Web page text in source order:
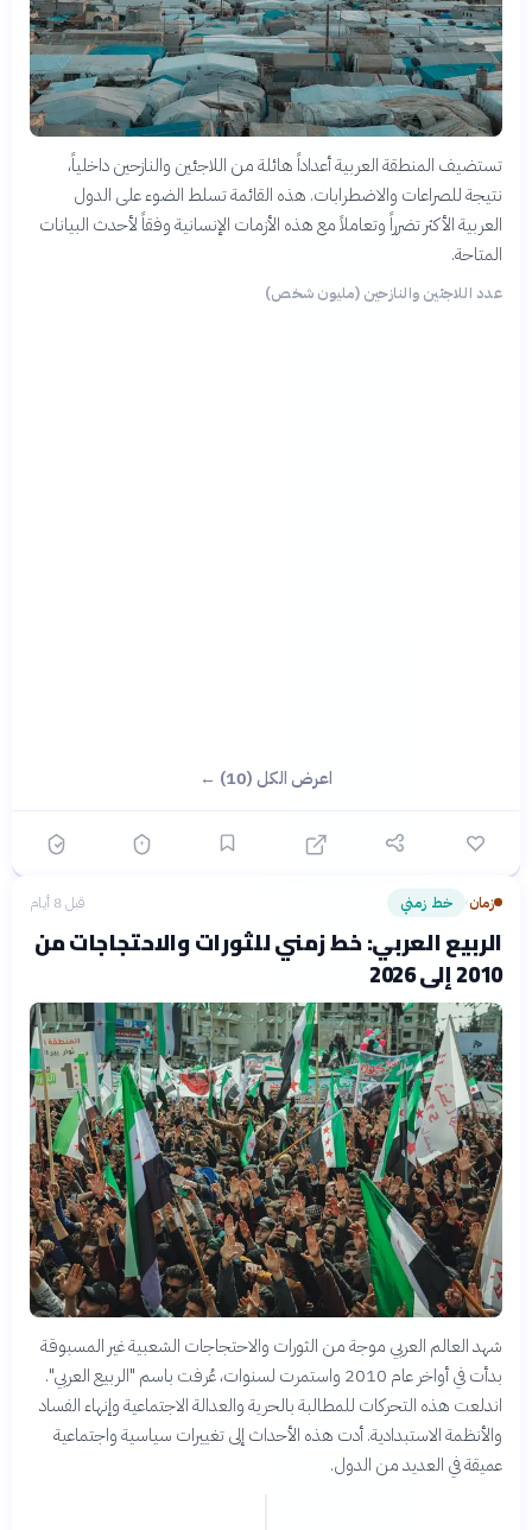
تستضيف المنطقة العربية أعداداً هائلة من اللاجئين والنازحين داخلياً،
نتيجة للصراعات والاضطرابات. هذه القائمة تسلط الضوء على الدول
العربية الأكثر تضرراً وتعاملاً مع هذه الأزمات الإنسانية وفقاً لأحدث البيانات
المتاحة.
عدد اللاجئين والنازحين (مليون شخص)
اعرض الكل (10) ←
زمان› خط زمني قبل 8 أيام
الربيع العربي: خط زمني للثورات والاحتجاجات من
2010 إلى 2026
شهد العالم العربي موجة من الثورات والاحتجاجات الشعبية غير المسبوقة
بدأت في أواخر عام 2010 واستمرت لسنوات، عُرفت باسم "الربيع العربي".
اندلعت هذه التحركات للمطالبة بالحرية والعدالة الاجتماعية وإنهاء الفساد
والأنظمة الاستبدادية. أدت هذه الأحداث إلى تغييرات سياسية واجتماعية
عميقة في العديد من الدول.